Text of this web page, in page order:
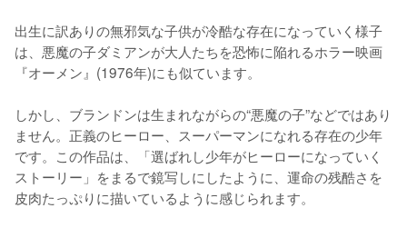
出生に訳ありの無邪気な子供が冷酷な存在になっていく様子
は、悪魔の子ダミアンが大人たちを恐怖に陥れるホラー映画
『オーメン』(1976年)にも似ています。
しかし、ブランドンは生まれながらの“悪魔の子”などではあり
ません。正義のヒーロー、スーパーマンになれる存在の少年
です。この作品は、「選ばれし少年がヒーローになっていく
ストーリー」をまるで鏡写しにしたように、運命の残酷さを
皮肉たっぷりに描いているように感じられます。